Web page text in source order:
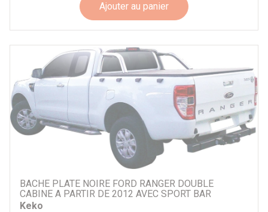
Ajouter au panier
BACHE PLATE NOIRE FORD RANGER DOUBLE
CABINE A PARTIR DE 2012 AVEC SPORT BAR
Keko